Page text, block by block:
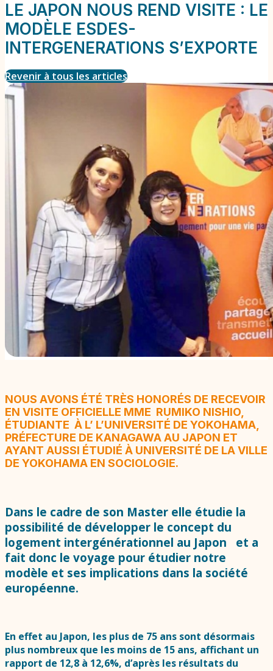
LE JAPON NOUS REND VISITE : LE
MODÈLE ESDES-
INTERGENERATIONS S’EXPORTE
Revenir à tous les articles
NOUS AVONS ÉTÉ TRÈS HONORÉS DE RECEVOIR
EN VISITE OFFICIELLE MME RUMIKO NISHIO,
ÉTUDIANTE À L’ L’UNIVERSITÉ DE YOKOHAMA,
PRÉFECTURE DE KANAGAWA AU JAPON ET
AYANT AUSSI ÉTUDIÉ À UNIVERSITÉ DE LA VILLE
DE YOKOHAMA EN SOCIOLOGIE.
Dans le cadre de son Master elle étudie la
possibilité de développer le concept du
logement intergénérationnel au Japon et a
fait donc le voyage pour étudier notre
modèle et ses implications dans la société
européenne.
En effet au Japon, les plus de 75 ans sont désormais
plus nombreux que les moins de 15 ans, affichant un
rapport de 12,8 à 12,6%, d’après les résultats du